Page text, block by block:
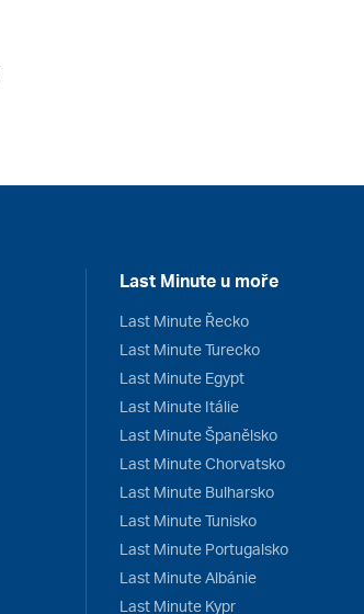
Last Minute u moře
Last Minute Řecko
Last Minute Turecko
Last Minute Egypt
Last Minute Itálie
Last Minute Španělsko
Last Minute Chorvatsko
Last Minute Bulharsko
Last Minute Tunisko
Last Minute Portugalsko
Last Minute Albánie
Last Minute Kypr